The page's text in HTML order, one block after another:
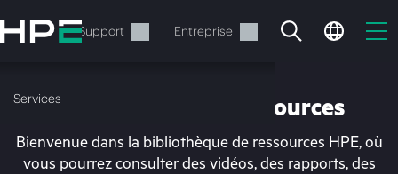
au
contenu
Services Support Entreprise
ServicesBibliothèque de ressources
Bienvenue dans la bibliothèque de ressources HPE, où
vous pourrez consulter des vidéos, des rapports, des